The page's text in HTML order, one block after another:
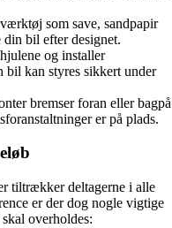
som save, sandpapir
bil efter designet.
og installer
bil kan styres sikkert under
bremser foran eller bagpå
er på plads.
tiltrækker deltagerne i alle
er der dog nogle vigtige
overholdes: